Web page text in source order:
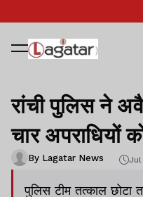
रांची पुलिस ने
चार अपराधियों
By Lagatar News Jul
पुलिस टीम तत्काल छोटा